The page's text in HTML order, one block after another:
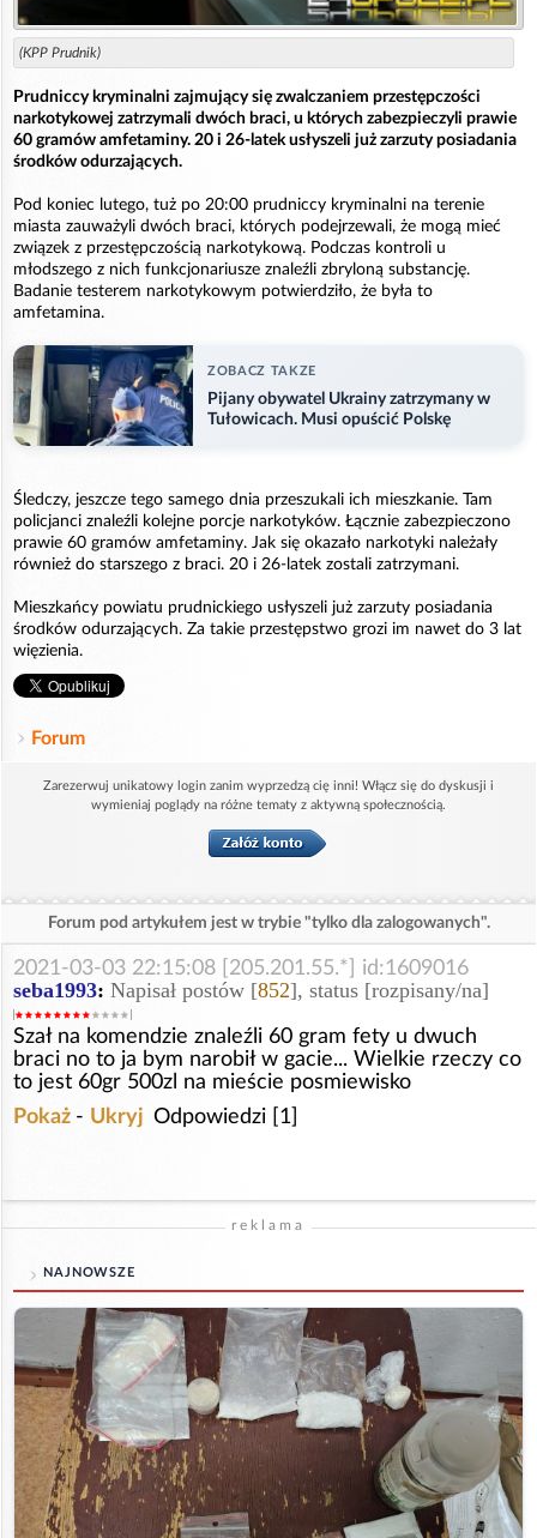
(KPP Prudnik)
Prudniccy kryminalni zajmujący się zwalczaniem przestępczości
narkotykowej zatrzymali dwóch braci, u których zabezpieczyli prawie
60 gramów amfetaminy. 20 i 26-latek usłyszeli już zarzuty posiadania
środków odurzających.
Pod koniec lutego, tuż po 20:00 prudniccy kryminalni na terenie
miasta zauważyli dwóch braci, których podejrzewali, że mogą mieć
związek z przestępczością narkotykową. Podczas kontroli u
młodszego z nich funkcjonariusze znaleźli zbryloną substancję.
Badanie testerem narkotykowym potwierdziło, że była to
amfetamina.
ZOBACZ TAKZE
Pijany obywatel Ukrainy zatrzymany w
Tułowicach. Musi opuścić Polskę
Śledczy, jeszcze tego samego dnia przeszukali ich mieszkanie. Tam
policjanci znaleźli kolejne porcje narkotyków. Łącznie zabezpieczono
prawie 60 gramów amfetaminy. Jak się okazało narkotyki należały
również do starszego z braci. 20 i 26-latek zostali zatrzymani.
Mieszkańcy powiatu prudnickiego usłyszeli już zarzuty posiadania
środków odurzających. Za takie przestępstwo grozi im nawet do 3 lat
więzienia.
Forum
Zarezerwuj unikatowy login zanim wyprzedzą cię inni! Włącz się do dyskusji i
wymieniaj poglądy na różne tematy z aktywną społecznością.
Forum pod artykułem jest w trybie "tylko dla zalogowanych".
2021-03-03 22:15:08 [205.201.55.*] id:1609016
seba1993: Napisał postów [852], status [rozpisany/na]
Szał na komendzie znaleźli 60 gram fety u dwuch
braci no to ja bym narobił w gacie... Wielkie rzeczy co
to jest 60gr 500zl na mieście posmiewisko
Pokaż - Ukryj Odpowiedzi [1]
reklama
NAJNOWSZE